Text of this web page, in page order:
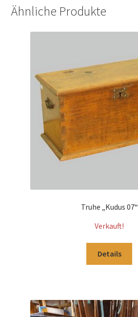
Ähnliche Produkte
Truhe „Kudus 07“
Verkauft!
Details